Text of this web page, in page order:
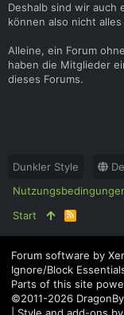
Deshalb sind wir auch
können also nicht
Alleine, ein Forum
haben die Mitglieder
dieses Forums.
Dunkler Style
Start
R
S
S
Forum software by
Ignore/Block
Parts of this site
©2011-2026